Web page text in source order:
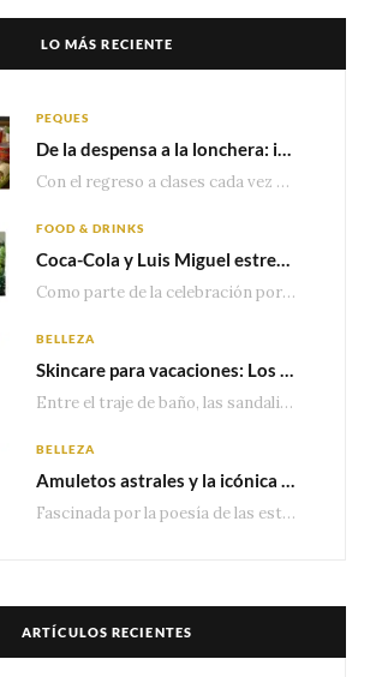
LO MÁS RECIENTE
PEQUES
De la despensa a la lonchera: ideas rápidas para el regreso a clases
Con el regreso a clases cada vez más cerca, las familias comienzan a reorganizar horarios,…
FOOD & DRINKS
Coca-Cola y Luis Miguel estrenan el comercial que celebra 100 años de historia junto a México
Como parte de la celebración por sus primeros 100 años enMéxico, Coca-Cola presenta hoy el…
BELLEZA
Skincare para vacaciones: Los do’s and dont’s para cuidar tu piel
Entre el traje de baño, las sandalias, los lentes de sol y los looks que…
BELLEZA
Amuletos astrales y la icónica colección Zodiaque de Van Cleef & Arpels
Fascinada por la poesía de las estrellas, la Maison Van Cleef & Arpels celebra la llegada de las…
ARTÍCULOS RECIENTES